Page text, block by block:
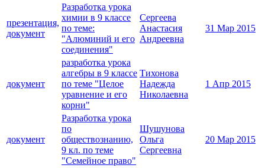
презентация,
документ
Разработка урока
химии в 9 классе
по теме:
"Алюминий и его
соединения"
Сергеева
Анастасия
Андреевна
31 Мар 2015
документ
разработка урока
алгебры в 9 классе
по теме "Целое
уравнение и его
корни"
Тихонова
Надежда
Николаевна
1 Апр 2015
документ
Разработка урока
по
обществознанию,
9 кл. по теме
"Семейное право"
Шушунова
Ольга
Сергеевна
20 Мар 2015